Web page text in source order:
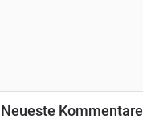
Neueste Kommentare